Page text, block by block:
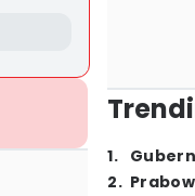
1.
2.